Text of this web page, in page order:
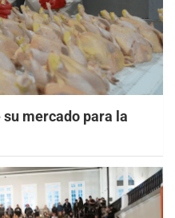
mercado para la